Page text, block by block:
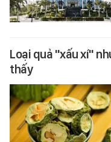
Loại quả "xấu xí"
thấy